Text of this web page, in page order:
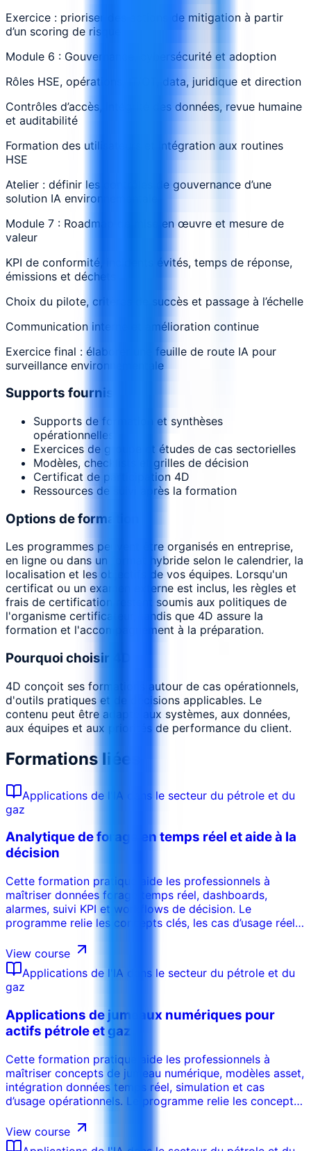
Exercice : prioriser des actions de mitigation à partir
d’un scoring de risque
Module 6 : Gouvernance, cybersécurité et adoption
Rôles HSE, opérations, IT/OT, data, juridique et direction
Contrôles d’accès, intégrité des données, revue humaine
et auditabilité
Formation des utilisateurs et intégration aux routines
HSE
Atelier : définir les contrôles de gouvernance d’une
solution IA environnementale
Module 7 : Roadmap de mise en œuvre et mesure de
valeur
KPI de conformité, incidents évités, temps de réponse,
émissions et déchets
Choix du pilote, critères de succès et passage à l’échelle
Communication interne et amélioration continue
Exercice final : élaborer une feuille de route IA pour
surveillance environnementale
Supports fournis
Supports de formation et synthèses
opérationnelles
Exercices de groupe et études de cas sectorielles
Modèles, checklists et grilles de décision
Certificat de participation 4D
Ressources de suivi après la formation
Options de formation
Les programmes peuvent être organisés en entreprise,
en ligne ou dans un format hybride selon le calendrier, la
localisation et les objectifs de vos équipes. Lorsqu'un
certificat ou un examen externe est inclus, les règles et
frais de certification restent soumis aux politiques de
l'organisme certificateur, tandis que 4D assure la
formation et l'accompagnement à la préparation.
Pourquoi choisir 4D
4D conçoit ses formations autour de cas opérationnels,
d'outils pratiques et de décisions applicables. Le
contenu peut être adapté aux systèmes, aux données,
aux équipes et aux priorités de performance du client.
Formations liées
Applications de l'IA dans le secteur du pétrole et du
gaz
Analytique de forage en temps réel et aide à la
décision
Cette formation pratique aide les professionnels à
maîtriser données forage temps réel, dashboards,
alarmes, suivi KPI et workflows de décision. Le
programme relie les concepts clés, les cas d’usage réels,
que les participants puissent appliquer les acquis dans
leur environnement de travail. La formation peut être
adaptée au secteur, aux systèmes internes, au niveau
des participants et aux objectifs de performance de
l’organisation.
View course
Applications de l'IA dans le secteur du pétrole et du
gaz
Applications de jumeaux numériques pour
actifs pétrole et gaz
Cette formation pratique aide les professionnels à
maîtriser concepts de jumeau numérique, modèles asset,
intégration données temps réel, simulation et cas
d’usage opérationnels. Le programme relie les concepts
décisions opérationnelles afin que les participants
puissent appliquer les acquis dans leur environnement
View course